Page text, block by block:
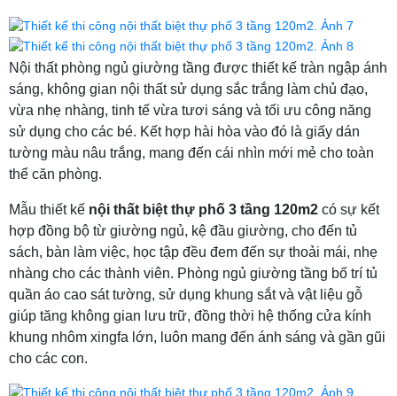
Nội thất phòng ngủ giường tầng được thiết kế tràn ngập ánh
sáng, không gian nội thất sử dụng sắc trắng làm chủ đạo,
vừa nhẹ nhàng, tinh tế vừa tươi sáng và tối ưu công năng
sử dụng cho các bé. Kết hợp hài hòa vào đó là giấy dán
tường màu nâu trắng, mang đến cái nhìn mới mẻ cho toàn
thể căn phòng.
Mẫu thiết kế nội thất biệt thự phố 3 tầng 120m2 có sự kết
hợp đồng bộ từ giường ngủ, kệ đầu giường, cho đến tủ
sách, bàn làm việc, học tập đều đem đến sự thoải mái, nhẹ
nhàng cho các thành viên. Phòng ngủ giường tầng bố trí tủ
quần áo cao sát tường, sử dụng khung sắt và vật liệu gỗ
giúp tăng không gian lưu trữ, đồng thời hệ thống cửa kính
khung nhôm xingfa lớn, luôn mang đến ánh sáng và gần gũi
cho các con.